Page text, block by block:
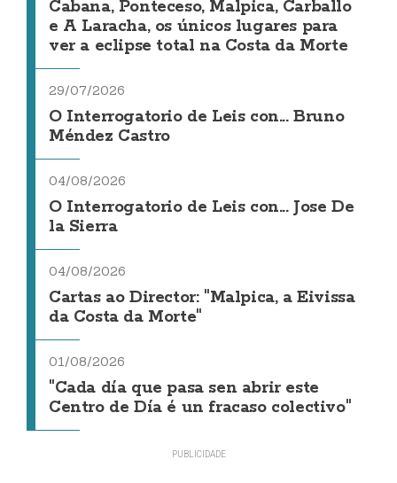
Cabana, Ponteceso, Malpica, Carballo
e A Laracha, os únicos lugares para
ver a eclipse total na Costa da Morte
29/07/2026
O Interrogatorio de Leis con... Bruno
Méndez Castro
04/08/2026
O Interrogatorio de Leis con... Jose De
la Sierra
04/08/2026
Cartas ao Director: "Malpica, a Eivissa
da Costa da Morte"
01/08/2026
"Cada día que pasa sen abrir este
Centro de Día é un fracaso colectivo"